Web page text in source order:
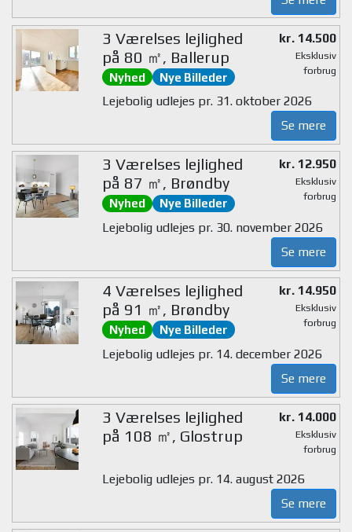
3 Værelses lejlighed
på 80 ㎡, Ballerup
Nyhed Nye Billeder
kr. 14.500
Eksklusiv
forbrug
Lejebolig udlejes pr. 31. oktober 2026
Se mere
3 Værelses lejlighed
på 87 ㎡, Brøndby
Nyhed Nye Billeder
kr. 12.950
Eksklusiv
forbrug
Lejebolig udlejes pr. 30. november 2026
Se mere
4 Værelses lejlighed
på 91 ㎡, Brøndby
Nyhed Nye Billeder
kr. 14.950
Eksklusiv
forbrug
Lejebolig udlejes pr. 14. december 2026
Se mere
3 Værelses lejlighed
på 108 ㎡, Glostrup
kr. 14.000
Eksklusiv
forbrug
Lejebolig udlejes pr. 14. august 2026
Se mere